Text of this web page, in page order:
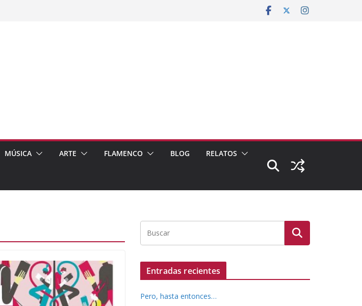
MÚSICA ARTE FLAMENCO BLOG RELATOS
Entradas recientes
Pero, hasta entonces…